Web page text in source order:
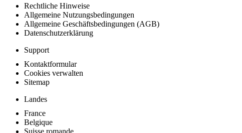
Rechtliche Hinweise
Allgemeine Nutzungsbedingungen
Allgemeine Geschäftsbedingungen (AGB)
Datenschutzerklärung
Support
Kontaktformular
Cookies verwalten
Sitemap
Landes
France
Belgique
Suisse romande